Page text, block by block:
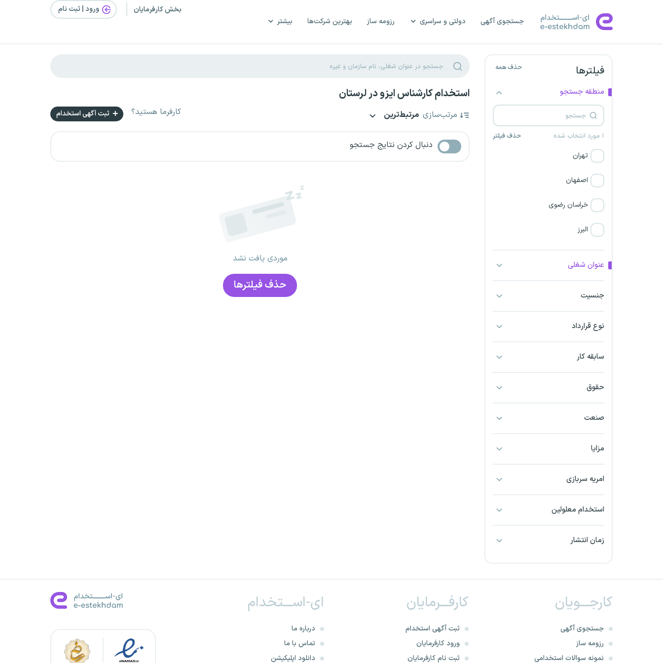
جستجوی آگهی دولتی و سراسری رزومه ساز بهترین شرکت‌ها بیشتر
بخش کارفرمایان ورود | ثبت‌ نام
فیلترها حذف همه
منطقه جستجو
۱ مورد انتخاب شده حذف فیلتر
تهران
اصفهان
خراسان رضوی
البرز
اراک
اردبیل
بندرعباس
خراسان شمالی
خرم آباد
خوزستان
عنوان شغلی
جنسیت
نوع قرارداد
سابقه کار
حقوق
صنعت
مزایا
امریه سربازی
استخدام معلولین
زمان انتشار
استخدام کارشناس ایزو در لرستان
مرتب‌سازی مرتبط‌ترین کارفرما هستید؟ ثبت آگهی استخدام
دنبال کردن نتایج جستجو
موردی یافت نشد
حذف فیلتر‌ها
کارجـــویان
جستجوی آگهی
رزومه ساز
نمونه سوالات استخدامی
کارفـــرمایان
ثبت آگهی استخدام
ورود کارفرمایان
ثبت نام کارفرمایان
ای-اســـتخدام
درباره ما
تماس با ما
دانلود اپلیکیشن